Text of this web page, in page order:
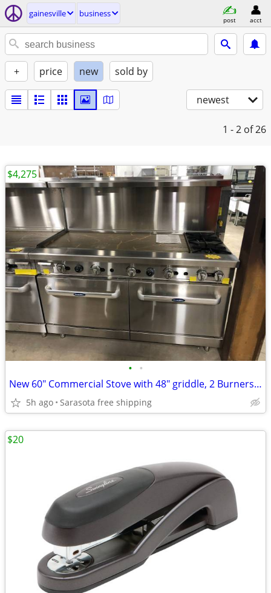
gainesville business
post acct
+ price new sold by
newest
1 - 2 of 26
• •
New 60" Commercial Stove with 48" griddle, 2 Burners, full oven LP gas
5h ago Sarasota free shipping
$4,275
$20